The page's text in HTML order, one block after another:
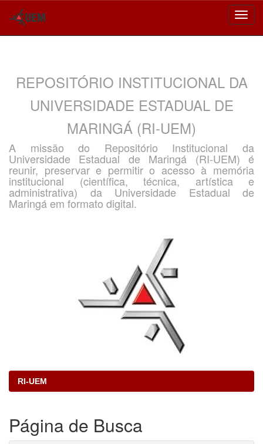
REPOSITÓRIO INSTITUCIONAL DA
UNIVERSIDADE ESTADUAL DE
MARINGÁ (RI-UEM)
A missão do Repositório Institucional da
Universidade Estadual de Maringá (RI-UEM) é
reunir, preservar e permitir o acesso à memória
institucional (científica, técnica, artística e
administrativa) da Universidade Estadual de
Maringá em formato digital.
RI-UEM
Página de Busca